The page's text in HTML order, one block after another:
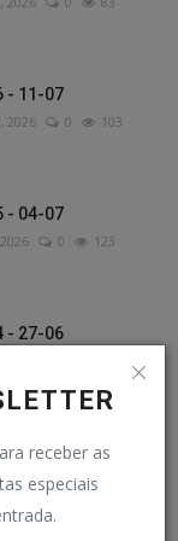
receber as
especiais
- 11-07
2026 0 103
- 04-07
0 123
- 27-06